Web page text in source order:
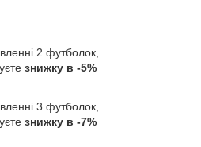
2 футболок,
знижку в -5%
3 футболок,
знижку в -7%